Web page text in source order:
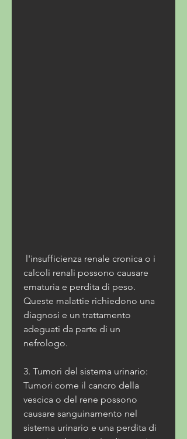
calcoli renali possono causare
ematuria e perdita di peso.
Queste malattie richiedono una
diagnosi e un trattamento
adeguati da parte di un
nefrologo.
3. Tumori del sistema urinario:
Tumori come il cancro della
vescica o del rene possono
causare sanguinamento nel
sistema urinario e una perdita di